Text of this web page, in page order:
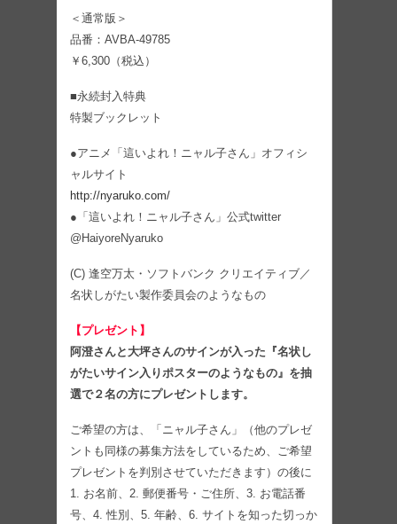
＜通常版＞
品番：AVBA-49785
￥6,300（税込）
■永続封入特典
特製ブックレット
●アニメ「這いよれ！ニャル子さん」オフィシ
ャルサイト
http://nyaruko.com/
●「這いよれ！ニャル子さん」公式twitter
@HaiyoreNyaruko
(C) 逢空万太・ソフトバンク クリエイティブ／
名状しがたい製作委員会のようなもの
【プレゼント】
阿澄さんと大坪さんのサインが入った『名状し
がたいサイン入りポスターのようなもの』を抽
選で２名の方にプレゼントします。
ご希望の方は、「ニャル子さん」（他のプレゼ
ントも同様の募集方法をしているため、ご希望
プレゼントを判別させていただきます）の後に
1. お名前、2. 郵便番号・ご住所、3. お電話番
号、4. 性別、5. 年齢、6. サイトを知った切っか